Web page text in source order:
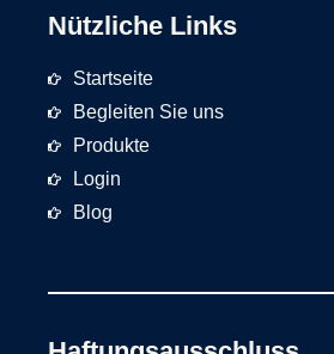
Nützliche Links
Startseite
Begleiten Sie uns
Produkte
Login
Blog